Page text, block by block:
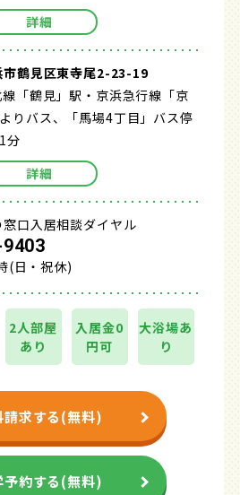
詳細
市鶴見区東寺尾2-23-19
「鶴見」駅・京浜急行線「京
りバス、「馬場4丁目」バス停
分
詳細
口入居相談ダイヤル
(日・祝休)
2人部屋
あり
入居金0
円可
大浴場あ
り
請求する(無料)
予約する(無料)